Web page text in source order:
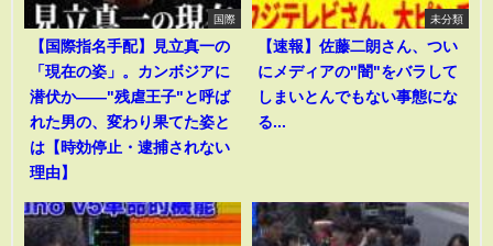
国際
【国際指名手配】見立真一の
「現在の姿」。カンボジアに
潜伏か――"残虐王子"と呼ば
れた男の、変わり果てた姿と
は【時効停止・逮捕されない
理由】
未分類
【速報】佐藤二朗さん、つい
にメディアの"闇"をバラして
しまいとんでもない事態にな
る...